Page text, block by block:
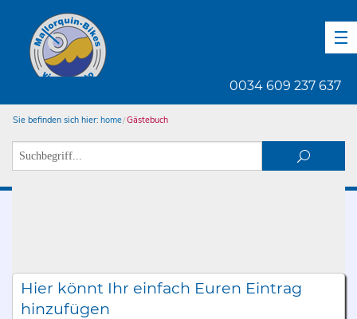
0034 609 237 637
Sie befinden sich hier: home Gästebuch
Hier könnt Ihr einfach Euren Eintrag
hinzufügen